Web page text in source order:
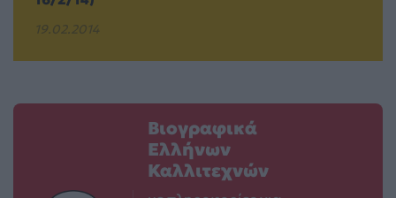
19.02.2014
Βιογραφικά
Ελλήνων
Καλλιτεχνών